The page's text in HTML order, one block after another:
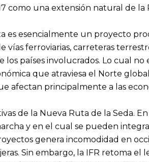
como una extensión natural de la
es esencialmente un proyecto
ferroviarias, carreteras
países involucrados. Lo cual
que atraviesa el Norte
afectan principalmente a las
de la Nueva Ruta de la Seda.
y en el cual se pueden
genera incomodidad en
Sin embargo, la IFR retoma